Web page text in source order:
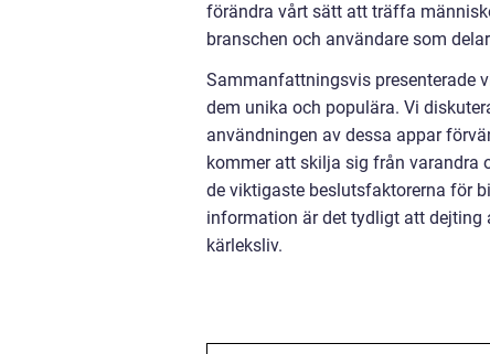
förändra vårt sätt att träffa
branschen och användare som
Sammanfattningsvis presenterade
dem unika och populära. Vi
användningen av dessa appar
kommer att skilja sig från varandra
de viktigaste beslutsfaktorerna för
information är det tydligt att dejting
kärleksliv.